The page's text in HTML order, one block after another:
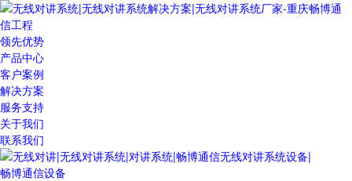
领先优势
产品中心
客户案例
解决方案
服务支持
关于我们
联系我们
畅博通信设备